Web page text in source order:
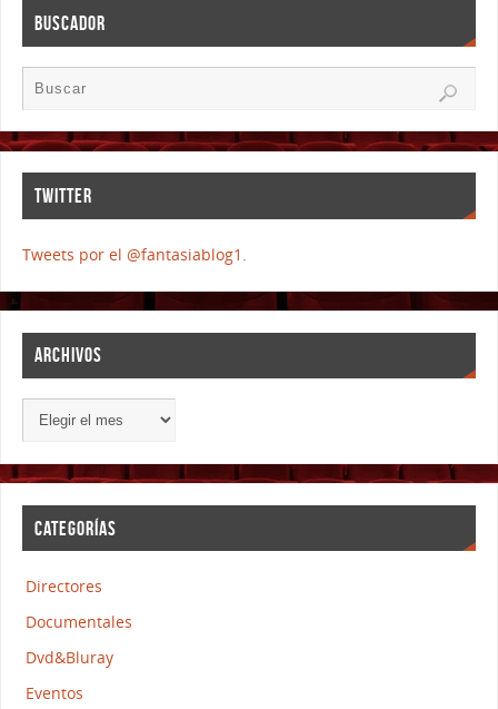
BUSCADOR
TWITTER
Tweets por el @fantasiablog1.
ARCHIVOS
CATEGORÍAS
Directores
Documentales
Dvd&Bluray
Eventos